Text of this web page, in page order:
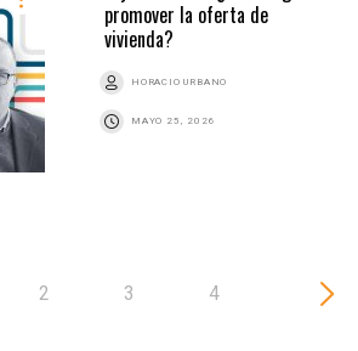
promover la oferta de
vivienda?
HORACIO URBANO
MAYO 25, 2026
2 3 4